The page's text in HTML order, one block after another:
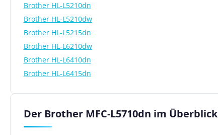
Brother HL-L5210dn
Brother HL-L5210dw
Brother HL-L5215dn
Brother HL-L6210dw
Brother HL-L6410dn
Brother HL-L6415dn
Der Brother MFC-L5710dn im Überblick